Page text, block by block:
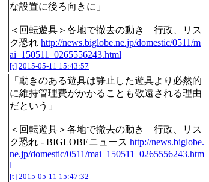
な設置に後ろ向きに」
＜回転遊具＞各地で撤去の動き 行政、リス
ク恐れ http://news.biglobe.ne.jp/domestic/0511/m
ai_150511_0265556243.html
[t] 2015-05-11 15:43:57
「動きのある遊具は静止した遊具より必然的
に維持管理費がかかることも敬遠される理由
だという」
＜回転遊具＞各地で撤去の動き 行政、リス
ク恐れ - BIGLOBEニュース http://news.biglobe.
ne.jp/domestic/0511/mai_150511_0265556243.htm
l
[t] 2015-05-11 15:47:32